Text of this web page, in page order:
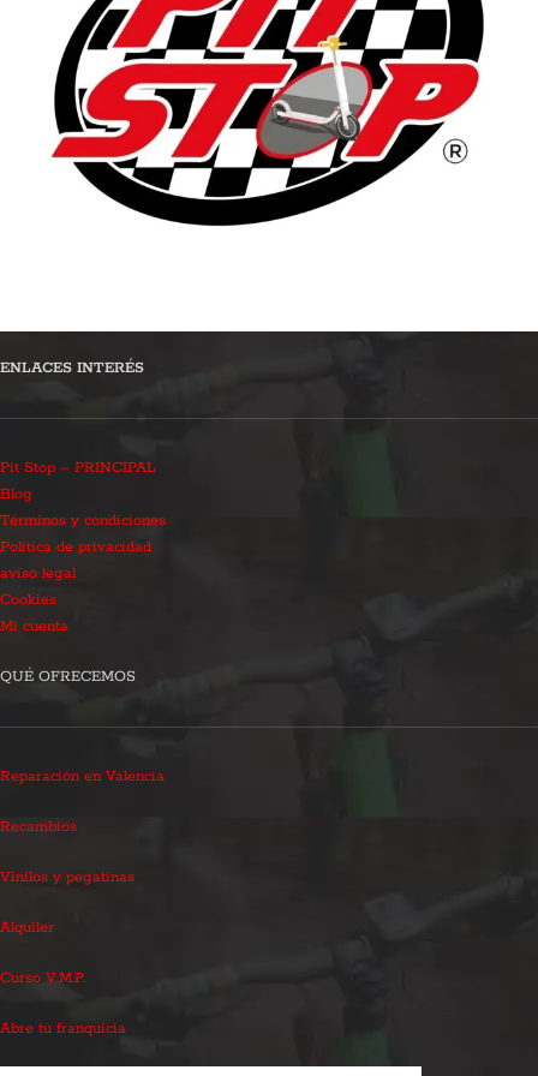
ENLACES INTERÉS
Pit Stop – PRINCIPAL
Blog
Términos y condiciones
Política de privacidad
aviso legal
Cookies
Mi cuenta
QUÉ OFRECEMOS
Reparación en Valencia
Recambios
Vinilos y pegatinas
Alquiler
Curso V.M.P.
Abre tu franquicia